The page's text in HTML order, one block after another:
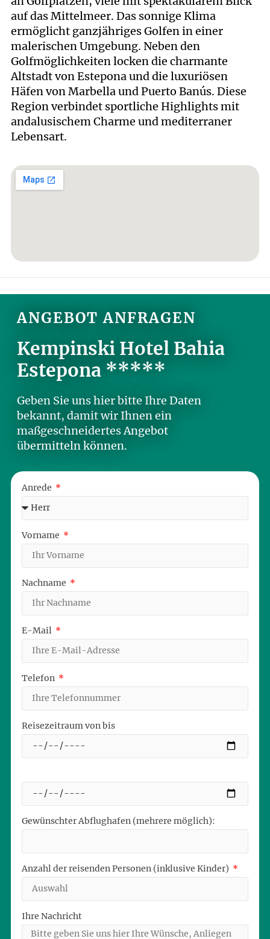
auf das Mittelmeer. Das sonnige Klima
ermöglicht ganzjähriges Golfen in einer
malerischen Umgebung. Neben den
Golfmöglichkeiten locken die charmante
Altstadt von Estepona und die luxuriösen
Häfen von Marbella und Puerto Banús. Diese
Region verbindet sportliche Highlights mit
andalusischem Charme und mediterraner
Lebensart.
ANGEBOT ANFRAGEN
Kempinski Hotel Bahia
Estepona *****
Geben Sie uns hier bitte Ihre Daten
bekannt, damit wir Ihnen ein
maßgeschneidertes Angebot
übermitteln können.
Anrede
Vorname
Nachname
E-Mail
Telefon
Reisezeitraum von bis
Gewünschter Abflughafen (mehrere möglich):
Anzahl der reisenden Personen (inklusive Kinder)
Ihre Nachricht